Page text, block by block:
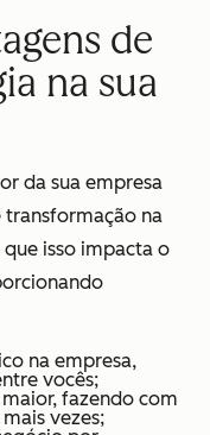
de
na sua
da sua empresa
na
isso impacta o
na empresa,
vocês;
fazendo com
vezes;